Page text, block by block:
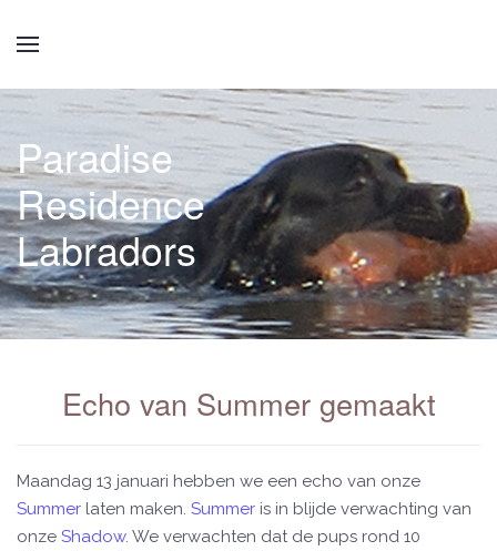
Paradise
Residence
Labradors
Echo van Summer gemaakt
Maandag 13 januari hebben we een echo van onze
Summer laten maken. Summer is in blijde verwachting van
onze Shadow. We verwachten dat de pups rond 10